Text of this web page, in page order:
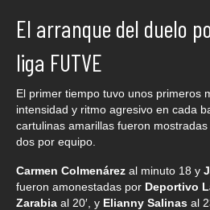
El arranque del duelo
liga FUTVE
El primer tiempo tuvo unos primeros
intensidad y ritmo agresivo en cada
cartulinas amarillas fueron
dos por equipo.
Carmen Colmenárez al minuto 18 y
fueron amonestadas por Deportivo
Zarabia al 20′, y Elianny Salinas al